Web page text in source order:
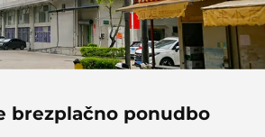
brezplačno ponudbo